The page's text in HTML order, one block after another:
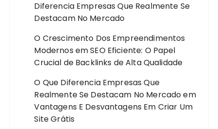
Diferencia Empresas Que Realmente Se
Destacam No Mercado
O Crescimento Dos Empreendimentos
Modernos emSEO Eficiente: O Papel
Crucial de Backlinks de Alta Qualidade
O Que Diferencia Empresas Que
Realmente Se Destacam No Mercadoem
Vantagens E Desvantagens Em Criar Um
Site Grátis